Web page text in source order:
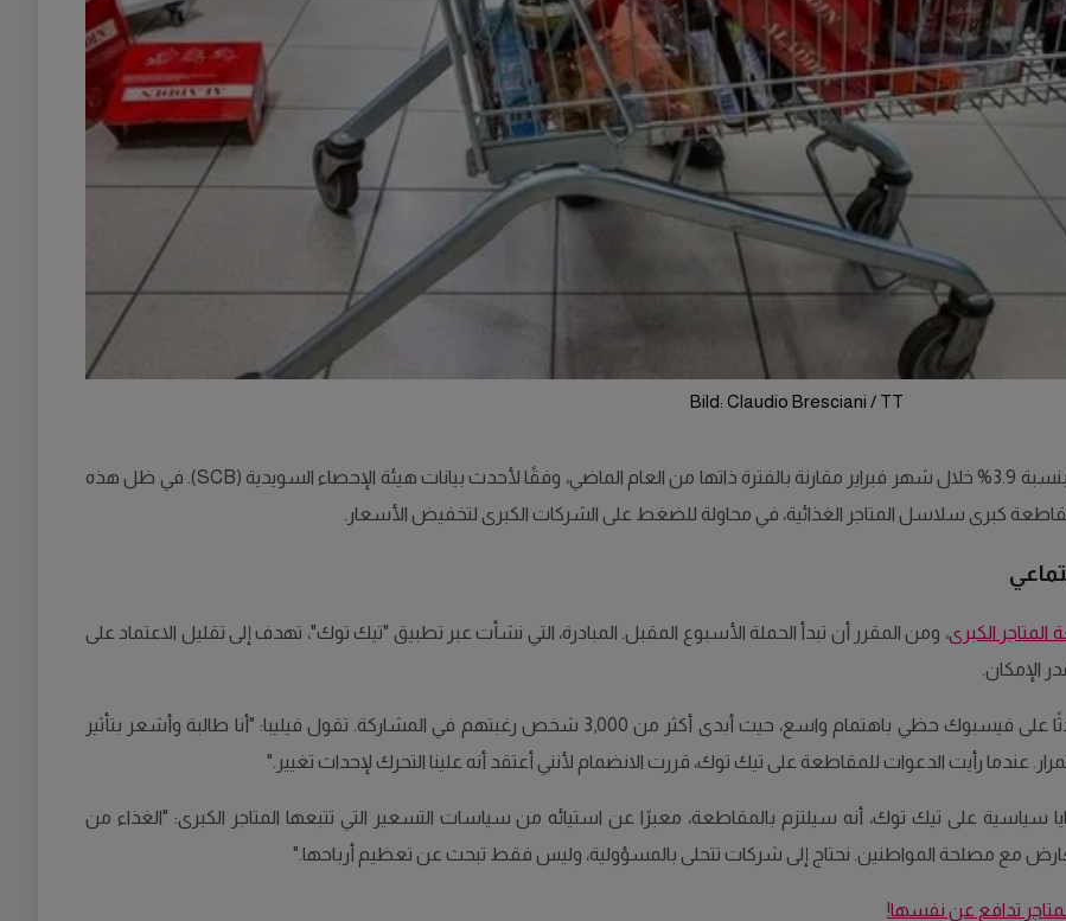
Bild: Claudio Bresciani / TT
تستمر أسعار المواد الغذائية في الارتفاع، حيث سجلت زيادة بنسبة 3.9% خلال شهر فبراير مقارنة بالفترة ذاتها من العام الماضي، وفقًا لأحدث بيانات هيئة الإحصاء السويدية (SCB). في ظل هذه
كبرى سلاسل المتاجر الغذائية، في محاولة للضغط على الشركات الكبرى لتخفيض الأسعار.
الكبرى، ومن المقرر أن تبدأ الحملة الأسبوع المقبل. المبادرة، التي نشأت عبر تطبيق "تيك توك"، تهدف إلى تقليل الاعتماد على
الإمكان.
فيليبا ليند، 27 عامًا، إحدى المشاركات في الحملة، أطلقت حدثًا على فيسبوك حظي باهتمام واسع، حيث أبدى أكثر من 3,000 شخص رغبتهم في المشاركة. تقول فيليبا: "أنا طالبة وأشعر بتأثير
عندما رأيت الدعوات للمقاطعة على تيك توك، قررت الانضمام لأنني أعتقد أنه علينا التحرك لإحداث تغيير."
32 عامًا، الذي يناقش قضايا سياسية على تيك توك، أنه سيلتزم بالمقاطعة، معبرًا عن استيائه من سياسات التسعير التي تتبعها المتاجر الكبرى: "الغذاء من
يتعارض مع مصلحة المواطنين. نحتاج إلى شركات تتحلى بالمسؤولية، وليس فقط تبحث عن تعظيم أرباحها."
تدافع عن نفسها!